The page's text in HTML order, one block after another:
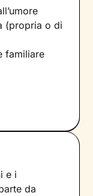
(propria o di
familiare
e i
da